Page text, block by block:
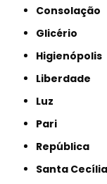
Consolação
Glicério
Higienópolis
Liberdade
Luz
Pari
República
Santa Cecília